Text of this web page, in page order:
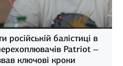
російській балістиці в
Patriot –
ключові кроки